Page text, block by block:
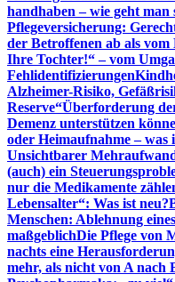
handhaben – wie geht
Pflegeversicherung:
der Betroffenen ab als vom
Ihre Tochter!“ – vom
Fehlidentifizierungen
Alzheimer-Risiko,
Reserve“Überforderung
Demenz unterstützen
oder Heimaufnahme –
Unsichtbarer
(auch) ein
nur die Medikamente
Lebensalter“: Was ist neu?
Menschen: Ablehnung
maßgeblichDie Pflege von
nachts eine
mehr, als nicht von A nach